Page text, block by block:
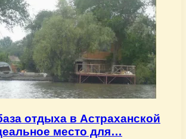
отдыха в Астраханской
место для…